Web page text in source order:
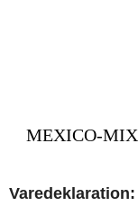
MEXICO-MIX
Varedeklaration: